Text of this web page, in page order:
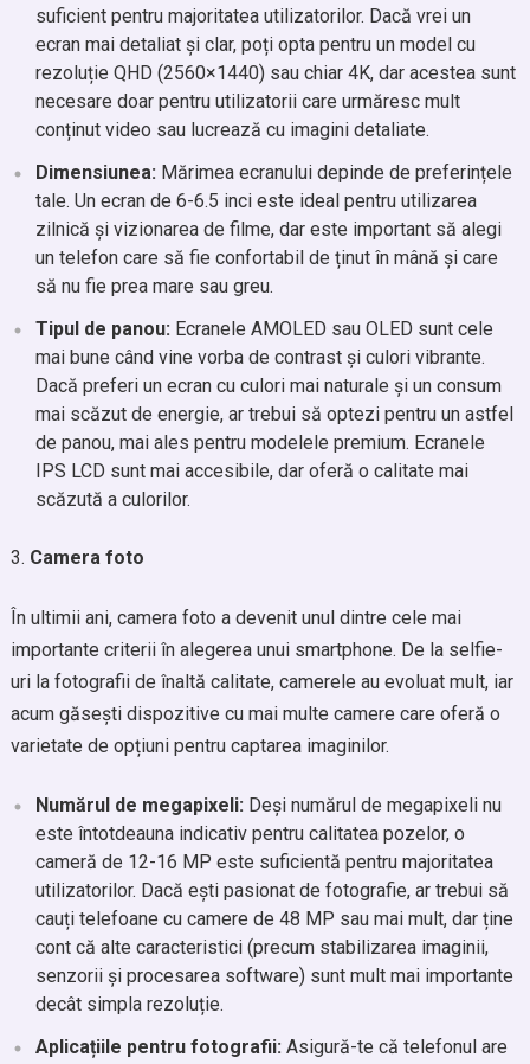
suficient pentru majoritatea utilizatorilor. Dacă vrei un
ecran mai detaliat și clar, poți opta pentru un model cu
rezoluție QHD (2560×1440) sau chiar 4K, dar acestea sunt
necesare doar pentru utilizatorii care urmăresc mult
conținut video sau lucrează cu imagini detaliate.
Dimensiunea: Mărimea ecranului depinde de preferințele
tale. Un ecran de 6-6.5 inci este ideal pentru utilizarea
zilnică și vizionarea de filme, dar este important să alegi
un telefon care să fie confortabil de ținut în mână și care
să nu fie prea mare sau greu.
Tipul de panou: Ecranele AMOLED sau OLED sunt cele
mai bune când vine vorba de contrast și culori vibrante.
Dacă preferi un ecran cu culori mai naturale și un consum
mai scăzut de energie, ar trebui să optezi pentru un astfel
de panou, mai ales pentru modelele premium. Ecranele
IPS LCD sunt mai accesibile, dar oferă o calitate mai
scăzută a culorilor.
Camera foto
În ultimii ani, camera foto a devenit unul dintre cele mai
importante criterii în alegerea unui smartphone. De la selfie-
uri la fotografii de înaltă calitate, camerele au evoluat mult, iar
acum găsești dispozitive cu mai multe camere care oferă o
varietate de opțiuni pentru captarea imaginilor.
Numărul de megapixeli: Deși numărul de megapixeli nu
este întotdeauna indicativ pentru calitatea pozelor, o
cameră de 12-16 MP este suficientă pentru majoritatea
utilizatorilor. Dacă ești pasionat de fotografie, ar trebui să
cauți telefoane cu camere de 48 MP sau mai mult, dar ține
cont că alte caracteristici (precum stabilizarea imaginii,
senzorii și procesarea software) sunt mult mai importante
decât simpla rezoluție.
Aplicațiile pentru fotografii: Asigură-te că telefonul are